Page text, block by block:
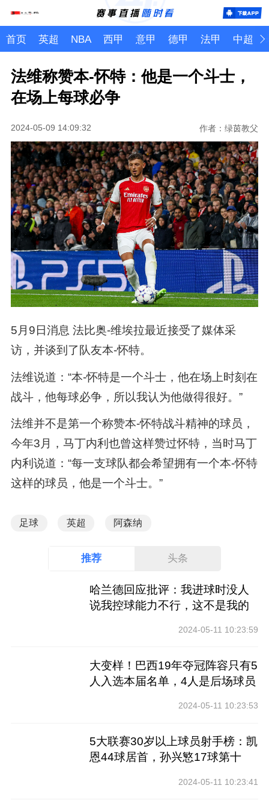
首页 英超 NBA 西甲 意甲 德甲 法甲 中超
法维称赞本-怀特：他是一个斗士，
在场上每球必争
2024-05-09 14:09:32 作者：绿茵教父
5月9日消息 法比奥-维埃拉最近接受了媒体采
访，并谈到了队友本-怀特。
法维说道：“本-怀特是一个斗士，他在场上时刻在
战斗，他每球必争，所以我认为他做得很好。”
法维并不是第一个称赞本-怀特战斗精神的球员，
今年3月，马丁内利也曾这样赞过怀特，当时马丁
内利说道：“每一支球队都会希望拥有一个本-怀特
这样的球员，他是一个斗士。”
足球 英超 阿森纳
推荐 头条
哈兰德回应批评：我进球时没人
说我控球能力不行，这不是我的
2024-05-11 10:23:59
大变样！巴西19年夺冠阵容只有5
人入选本届名单，4人是后场球员
2024-05-11 10:23:53
5大联赛30岁以上球员射手榜：凯
恩44球居首，孙兴慜17球第十
2024-05-11 10:23:41